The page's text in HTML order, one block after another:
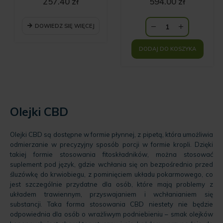
wynosi:
257.40 zł.
DOWIEDZ SIĘ WIĘCEJ
ważności
990.00 zł.
cena
wynosi:
594.00 zł.
DODAJ DO KOSZYKA
Olejki CBD
Olejki CBD są dostępne w formie płynnej, z pipetą, która umożliwia
odmierzanie w precyzyjny sposób porcji w formie kropli. Dzięki
takiej formie stosowania fitoskładników, można stosować
suplement pod język, gdzie wchłania się on bezpośrednio przed
śluzówkę do krwiobiegu, z pominięciem układu pokarmowego, co
jest szczególnie przydatne dla osób, które mają problemy z
układem trawiennym, przyswajaniem i wchłanianiem się
substancji. Taka forma stosowania CBD niestety nie będzie
odpowiednia dla osób o wrażliwym podniebieniu – smak olejków